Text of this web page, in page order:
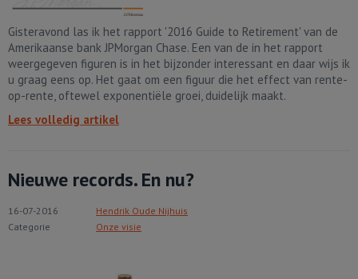
Gisteravond las ik het rapport '2016 Guide to Retirement' van de
Amerikaanse bank JPMorgan Chase. Een van de in het rapport
weergegeven figuren is in het bijzonder interessant en daar wijs ik
u graag eens op. Het gaat om een figuur die het effect van rente-
op-rente, oftewel exponentiële groei, duidelijk maakt.
Lees volledig artikel
Nieuwe records. En nu?
16-07-2016
Hendrik Oude Nijhuis
Categorie
Onze visie